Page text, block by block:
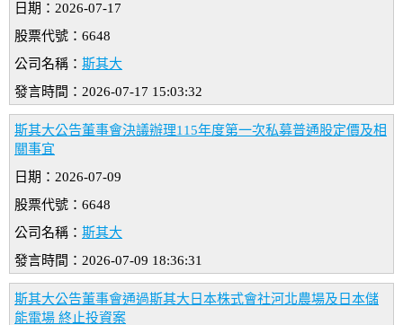
日期：2026-07-17
股票代號：6648
公司名稱： 斯其大
發言時間：2026-07-17 15:03:32
斯其大公告董事會決議辦理115年度第一次私募普通股定價及相
關事宜
日期：2026-07-09
股票代號：6648
公司名稱： 斯其大
發言時間：2026-07-09 18:36:31
斯其大公告董事會通過斯其大日本株式會社河北農場及日本儲
能電場 終止投資案